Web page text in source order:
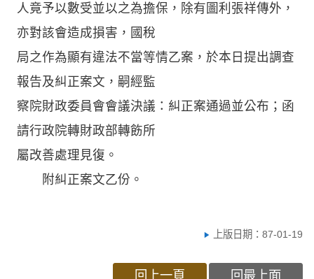
人竟予以數受並以之為擔保，除有圖利張祥傳外，
亦對該會造成損害，國稅
局之作為顯有違法不當等情乙案，於本日提出調查
報告及糾正案文，嗣經監
察院財政委員會會議決議：糾正案通過並公布；函
請行政院轉財政部轉飭所
屬改善處理見復。
附糾正案文乙份。
上版日期：87-01-19
回上一頁 回最上面